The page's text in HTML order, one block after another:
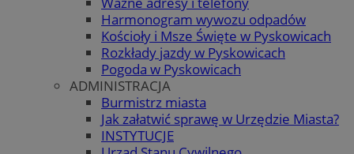
Harmonogram wywozu odpadów
Kościoły i Msze Święte w Pyskowicach
Rozkłady jazdy w Pyskowicach
Pogoda w Pyskowicach
ADMINISTRACJA
Burmistrz miasta
Jak załatwić sprawę w Urzędzie Miasta?
INSTYTUCJE